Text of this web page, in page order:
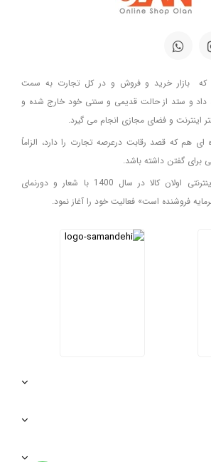
که بازار خرید و فروش و در کل تجارت به سمت
داد و ستد از حالت قدیمی و سنتی خود خارج شده و
اینترنت و فضای مجازی انجام می گیرد.
ای هم که قصد رقابت درعرصه تجارت را دارد، الزاماً
برای گفتن داشته باشد.
براین اساس، فروشگاه اینترنتی اولان کالا در سال 1400 با شعار و دورنمای
فروشنده است» فعالیت خود را آغاز نمود.